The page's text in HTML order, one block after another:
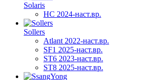
Solaris
HC 2024-наст.вр.
Sollers
Atlant 2022-наст.вр.
SF1 2025-наст.вр.
ST6 2023-наст.вр.
ST8 2025-наст.вр.